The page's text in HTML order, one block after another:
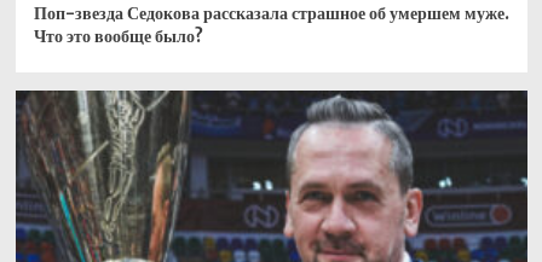
Поп-звезда Седокова рассказала страшное об умершем муже.
Что это вообще было?